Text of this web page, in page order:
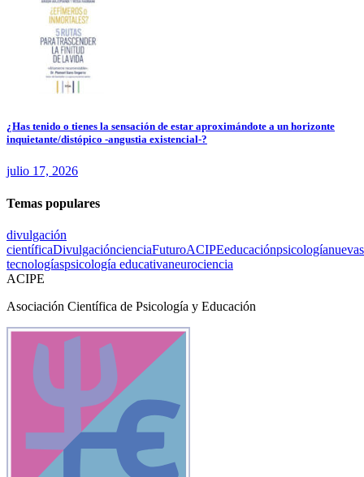
¿Has tenido o tienes la sensación de estar aproximándote a un horizonte
inquietante/distópico -angustia existencial-?
julio 17, 2026
Temas populares
divulgación
científicaDivulgacióncienciaFuturoACIPEeducaciónpsicologíanuevas
tecnologíaspsicología educativaneurociencia
ACIPE
Asociación Científica de Psicología y Educación